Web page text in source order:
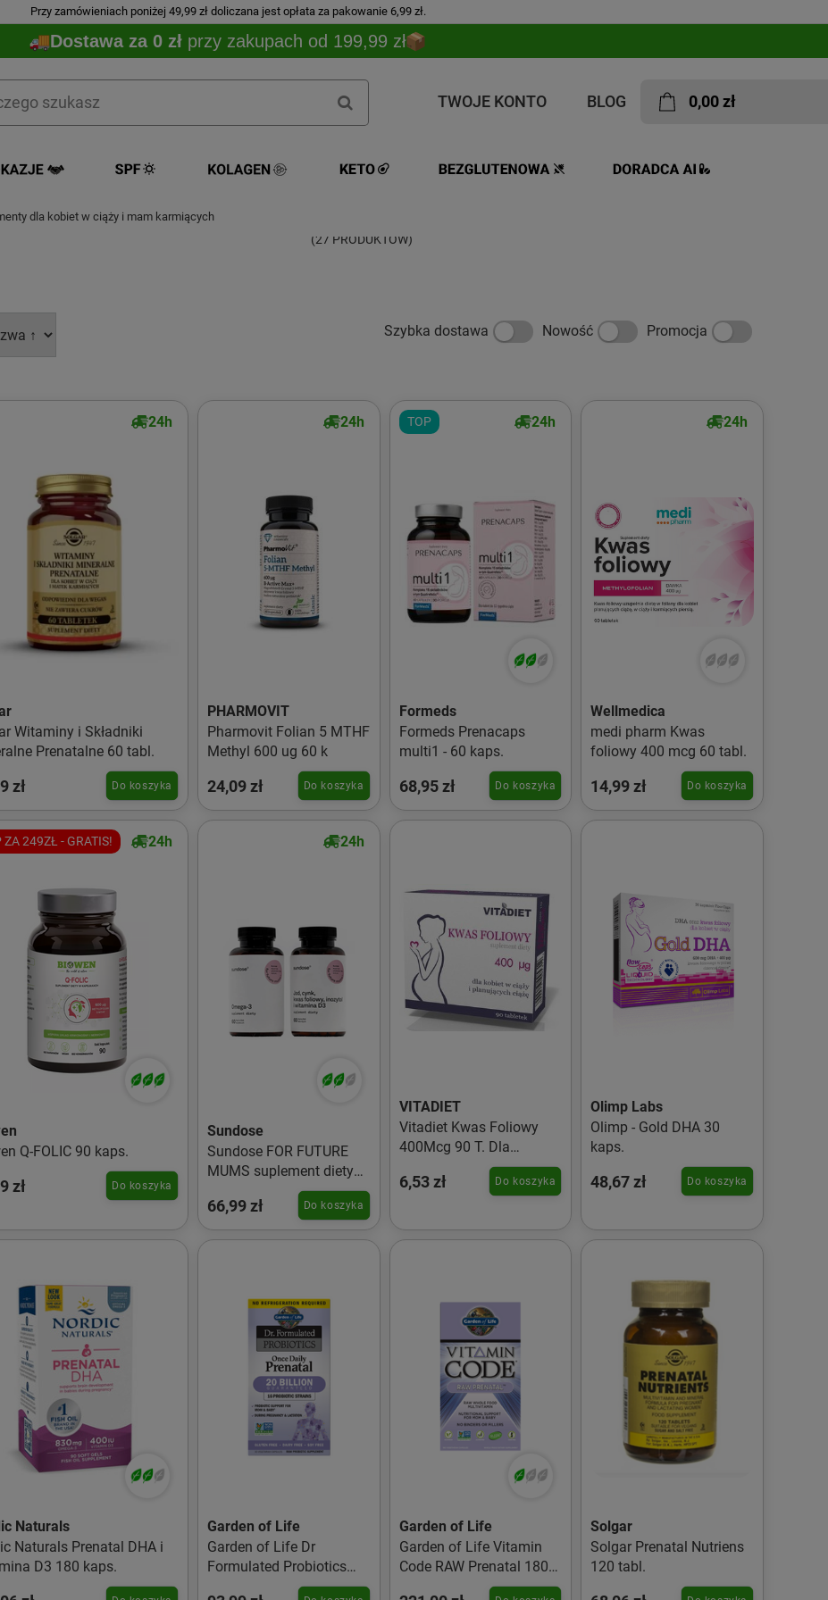
Przy zamówieniach poniżej 49,99 zł doliczana jest opłata za pakowanie 6,99 zł.
Dostawa za 0 zł przy zakupach od 199,99 zł
TWOJE KONTO BLOG 0,00 zł
dla kobiet w ciąży i mam karmiącychdiety i witaminy dla kobiet w ciąży i karmiących piersią
(27 PRODUKTÓW)
Szybka dostawa Nowość Promocja
24h
Witaminy i Składniki
Prenatalne 60 tabl.
zł Do koszyka
24h
PHARMOVIT
Pharmovit Folian 5 MTHF
Methyl 600 ug 60 k
24,09 zł Do koszyka
TOP 24h
Formeds
Formeds Prenacaps
multi1 - 60 kaps.
68,95 zł Do koszyka
24h
Wellmedica
medi pharm Kwas
foliowy 400 mcg 60 tabl.
14,99 zł Do koszyka
ZA 249ZŁ - GRATIS! 24h
Q-FOLIC 90 kaps.
zł Do koszyka
24h
Sundose
Sundose FOR FUTURE
MUMS suplement diety
na płodność dla kobiet
60+60 kaps
66,99 zł Do koszyka
VITADIET
Vitadiet Kwas Foliowy
400Mcg 90 T. Dla
6,53 zł Do koszyka
Olimp Labs
Olimp - Gold DHA 30
kaps.
48,67 zł Do koszyka
Naturals
Naturals Prenatal DHA i
D3 180 kaps.
Garden of Life
Garden of Life Dr
Formulated Probiotics
Once Daily Prenatal
Garden of Life
Garden of Life Vitamin
Code RAW Prenatal 180
Solgar
Solgar Prenatal Nutriens
120 tabl.